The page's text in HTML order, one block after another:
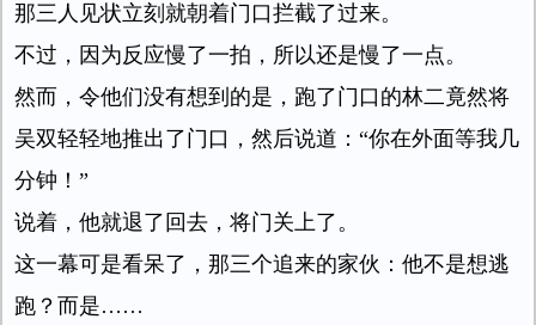
那三人见状立刻就朝着门口拦截了过来。
不过，因为反应慢了一拍，所以还是慢了一点。
然而，令他们没有想到的是，跑了门口的林二竟然将
吴双轻轻地推出了门口，然后说道：“你在外面等我几
分钟！”
说着，他就退了回去，将门关上了。
这一幕可是看呆了，那三个追来的家伙：他不是想逃
跑？而是……